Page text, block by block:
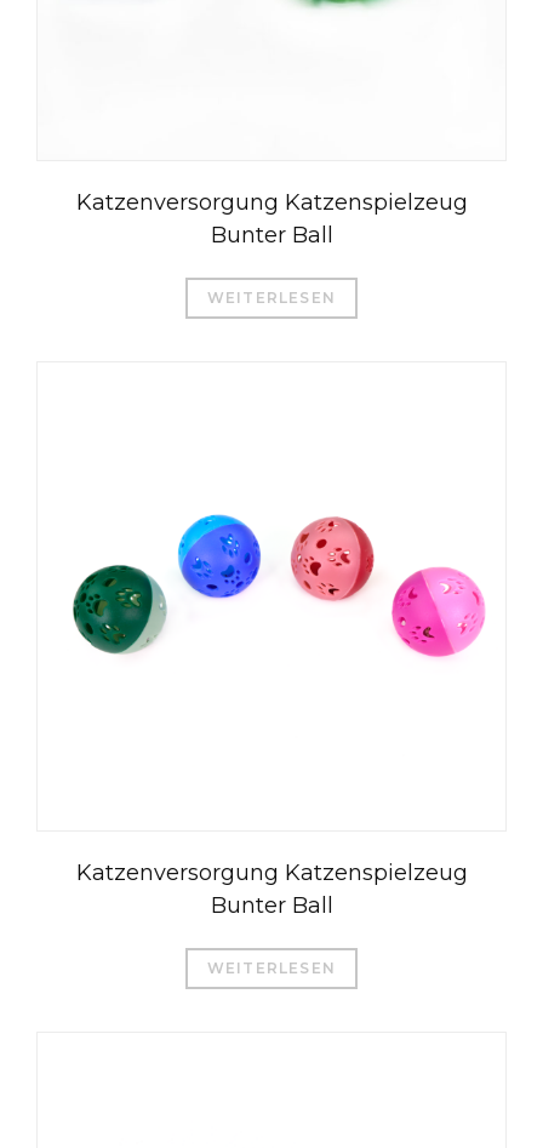
Katzenversorgung Katzenspielzeug
Bunter Ball
WEITERLESEN
Katzenversorgung Katzenspielzeug
Bunter Ball
WEITERLESEN